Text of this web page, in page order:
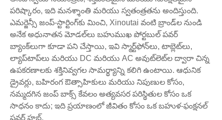
పరిష్కారం, ఇది మనశ్శాంతి మరియు స్వతంత్రతను అందిస్తుంది.
ఎమర్జెన్సీ జంప్-స్టార్టింగ్‌కు మించి, Xinoutai వంటి బ్రాండ్‌ల నుండి
అనేక అధునాతన మోడల్‌లు బహుముఖ పోర్టబుల్ పవర్
బ్యాంక్‌లుగా కూడా పని చేస్తాయి, ఇవి స్మార్ట్‌ఫోన్‌లు, టాబ్లెట్‌లు,
ల్యాప్‌టాప్‌లు మరియు DC మరియు AC అవుట్‌లెట్‌ల ద్వారా చిన్న
ఉపకరణాలకు శక్తినివ్వగల సామర్థ్యాన్ని కలిగి ఉంటాయి. ఆధునిక
డ్రైవర్లు, బహిరంగ ఔత్సాహికులు మరియు నిపుణుల కోసం,
నమ్మదగిన జంప్ బాక్స్ కేవలం అత్యవసర పరిస్థితుల కోసం ఒక
సాధనం కాదు; ఇది ప్రయాణంలో జీవితం కోసం ఒక బహుళ-ఫంక్షనల్
పవర్ హబ్.